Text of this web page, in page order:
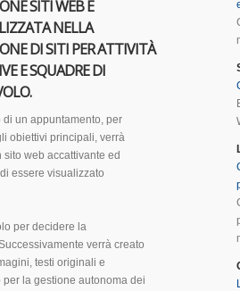
SITI WEB È
NELLA
DI SITI PER ATTIVITÀ
E SQUADRE DI
di un appuntamento, per
obiettivi principali, verrà
sito web accattivante ed
essere visualizzato
per decidere la
verrà creato
testi originali e
la gestione autonoma dei